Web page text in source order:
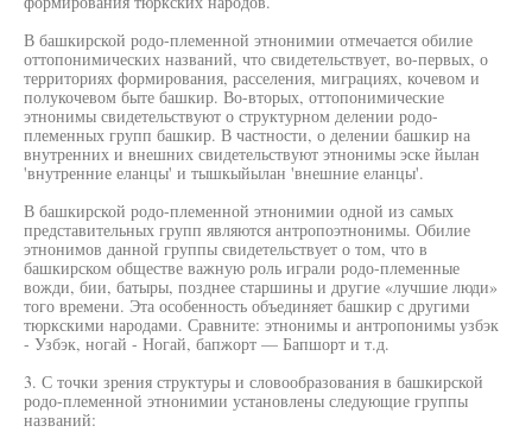
В башкирской родо-племенной этнонимии отмечается обилие
оттопонимических названий, что свидетельствует, во-первых, о
территориях формирования, расселения, миграциях, кочевом и
полукочевом быте башкир. Во-вторых, оттопонимические
этнонимы свидетельствуют о структурном делении родо-
племенных групп башкир. В частности, о делении башкир на
внутренних и внешних свидетельствуют этнонимы эске йылан
'внутренние еланцы' и тышкыйылан 'внешние еланцы'.
В башкирской родо-племенной этнонимии одной из самых
представительных групп являются антропоэтнонимы. Обилие
этнонимов данной группы свидетельствует о том, что в
башкирском обществе важную роль играли родо-племенные
вожди, бии, батыры, позднее старшины и другие «лучшие люди»
того времени. Эта особенность объединяет башкир с другими
тюркскими народами. Сравните: этнонимы и антропонимы узбэк
- Узбэк, ногай - Ногай, бапжорт — Бапшорт и т.д.
3. С точки зрения структуры и словообразования в башкирской
родо-племенной этнонимии установлены следующие группы
названий: